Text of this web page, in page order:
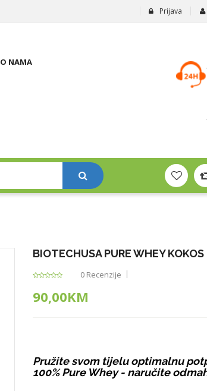
Prijava
O NAMA
BIOTECHUSA PURE WHEY
0 Recenzije
90,00KM
Pružite svom tijelu optimalnu
100% Pure Whey - naručite